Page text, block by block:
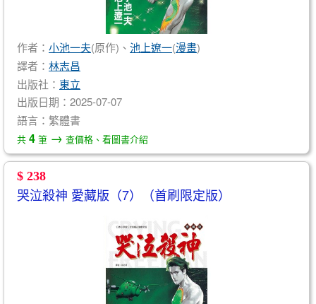
作者： 小池一夫(原作)、 池上遼一(漫畫)
譯者： 林志昌
出版社： 東立
出版日期：2025-07-07
語言：繁體書
共 4 筆 → 查價格、看圖書介紹
$ 238
哭泣殺神 愛藏版（7）（首刷限定版）